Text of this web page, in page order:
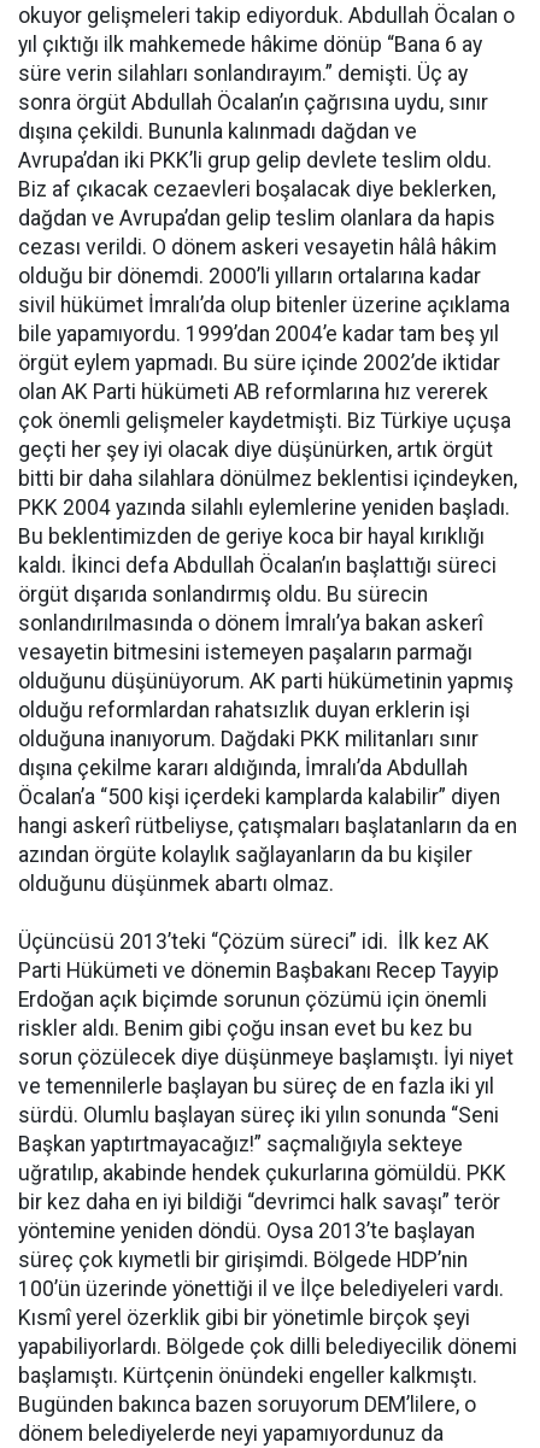
okuyor gelişmeleri takip ediyorduk. Abdullah Öcalan o
yıl çıktığı ilk mahkemede hâkime dönüp “Bana 6 ay
süre verin silahları sonlandırayım.” demişti. Üç ay
sonra örgüt Abdullah Öcalan’ın çağrısına uydu, sınır
dışına çekildi. Bununla kalınmadı dağdan ve
Avrupa’dan iki PKK’li grup gelip devlete teslim oldu.
Biz af çıkacak cezaevleri boşalacak diye beklerken,
dağdan ve Avrupa’dan gelip teslim olanlara da hapis
cezası verildi. O dönem askeri vesayetin hâlâ hâkim
olduğu bir dönemdi. 2000’li yılların ortalarına kadar
sivil hükümet İmralı’da olup bitenler üzerine açıklama
bile yapamıyordu. 1999’dan 2004’e kadar tam beş yıl
örgüt eylem yapmadı. Bu süre içinde 2002’de iktidar
olan AK Parti hükümeti AB reformlarına hız vererek
çok önemli gelişmeler kaydetmişti. Biz Türkiye uçuşa
geçti her şey iyi olacak diye düşünürken, artık örgüt
bitti bir daha silahlara dönülmez beklentisi içindeyken,
PKK 2004 yazında silahlı eylemlerine yeniden başladı.
Bu beklentimizden de geriye koca bir hayal kırıklığı
kaldı. İkinci defa Abdullah Öcalan’ın başlattığı süreci
örgüt dışarıda sonlandırmış oldu. Bu sürecin
sonlandırılmasında o dönem İmralı’ya bakan askerî
vesayetin bitmesini istemeyen paşaların parmağı
olduğunu düşünüyorum. AK parti hükümetinin yapmış
olduğu reformlardan rahatsızlık duyan erklerin işi
olduğuna inanıyorum. Dağdaki PKK militanları sınır
dışına çekilme kararı aldığında, İmralı’da Abdullah
Öcalan’a “500 kişi içerdeki kamplarda kalabilir” diyen
hangi askerî rütbeliyse, çatışmaları başlatanların da en
azından örgüte kolaylık sağlayanların da bu kişiler
olduğunu düşünmek abartı olmaz.
Üçüncüsü 2013’teki “Çözüm süreci” idi. İlk kez AK
Parti Hükümeti ve dönemin Başbakanı Recep Tayyip
Erdoğan açık biçimde sorunun çözümü için önemli
riskler aldı. Benim gibi çoğu insan evet bu kez bu
sorun çözülecek diye düşünmeye başlamıştı. İyi niyet
ve temennilerle başlayan bu süreç de en fazla iki yıl
sürdü. Olumlu başlayan süreç iki yılın sonunda “Seni
Başkan yaptırtmayacağız!” saçmalığıyla sekteye
uğratılıp, akabinde hendek çukurlarına gömüldü. PKK
bir kez daha en iyi bildiği “devrimci halk savaşı” terör
yöntemine yeniden döndü. Oysa 2013’te başlayan
süreç çok kıymetli bir girişimdi. Bölgede HDP’nin
100’ün üzerinde yönettiği il ve İlçe belediyeleri vardı.
Kısmî yerel özerklik gibi bir yönetimle birçok şeyi
yapabiliyorlardı. Bölgede çok dilli belediyecilik dönemi
başlamıştı. Kürtçenin önündeki engeller kalkmıştı.
Bugünden bakınca bazen soruyorum DEM’lilere, o
dönem belediyelerde neyi yapamıyordunuz da